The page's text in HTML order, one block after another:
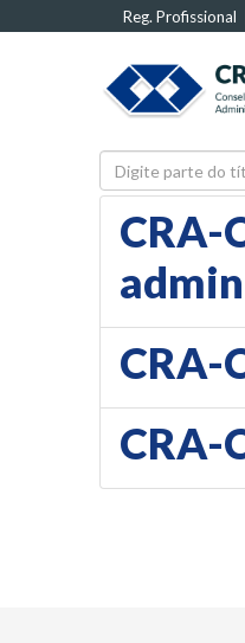
Reg. Profissional
Digite parte do
CRA-
CRA-
CRA-